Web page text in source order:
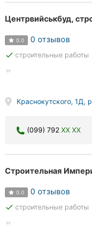
0.0 0 отзывов
done строительные работы
Краснокутского, 1Д,
(099) 792 XX XX
0.0 0 отзывов
done строительные работы